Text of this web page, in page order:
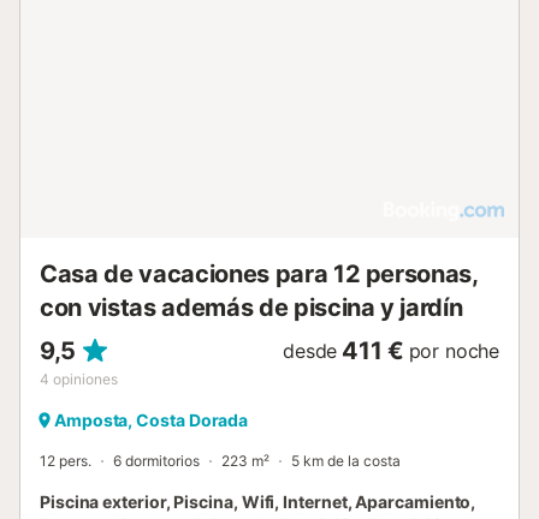
Casa de vacaciones para 12 personas,
con vistas además de piscina y jardín
9,5
4 opiniones
desde 411 € por noche
Amposta, Costa Dorada
12 pers. 6 dormitorios 223 m² 5 km de la costa
Piscina exterior, Piscina, Wifi, Internet, Aparcamiento,